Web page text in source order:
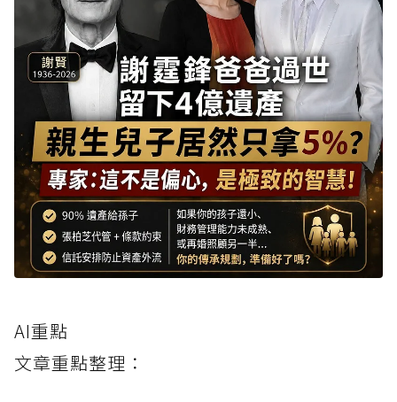
AI重點
文章重點整理：